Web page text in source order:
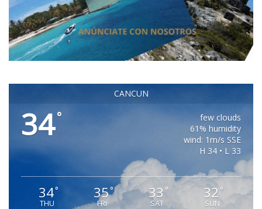
CANCUN
34°
few clouds
61% humidity
wind: 1m/s SSE
H 34 • L 33
34°
THU
35°
FRI
33 °
SAT
32 °
SUN